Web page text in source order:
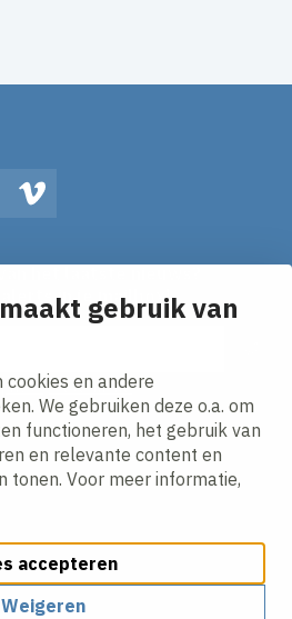
gebruik van
cookies en andere
We gebruiken deze o.a. om
functioneren, het gebruik van
en relevante content en
tonen. Voor meer informatie,
accepteren
Weigeren
Vimeo
alerts in je mailbox!
privacy statement.
beleidPrivacy policy
Algemene inkoopvoorwaarden